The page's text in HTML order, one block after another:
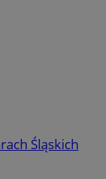
Śląskich